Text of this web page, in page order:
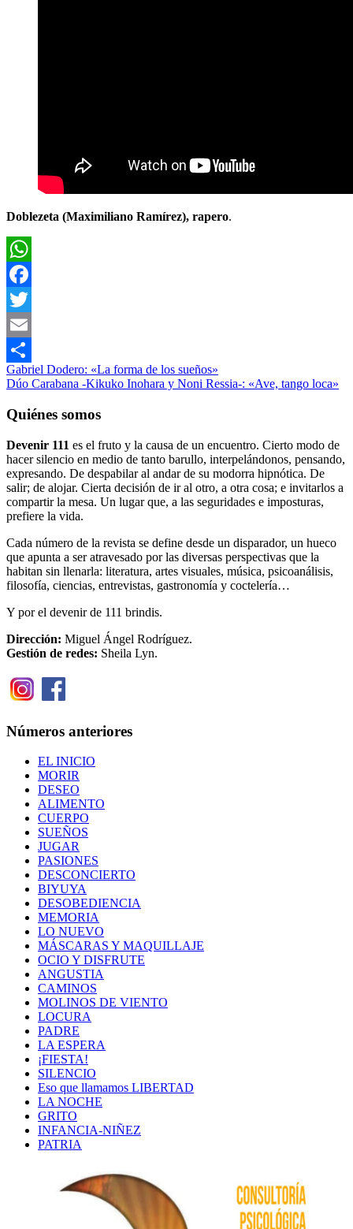
Doblezeta (Maximiliano Ramírez), rapero.
WhatsApp
Facebook
Twitter
Email
Compartir
Entrevistas
devenir111entrevistaLetra
música
sueñosMaximiliano
Ramirez
DoblezetaSueños
Navegación
de
entradas
Entrada
anterior:
Gabriel Dodero: «La forma de los sueños»
Siguiente
Dúo Carabana -Kikuko Inohara y Noni Ressia-: «Ave, tango loca»
Quiénes somos
Devenir 111 es el fruto y la causa de un encuentro. Cierto modo de
hacer silencio en medio de tanto barullo, interpelándonos, pensando,
expresando. De despabilar al andar de su modorra hipnótica. De
salir; de alojar. Cierta decisión de ir al otro, a otra cosa; e invitarlos a
compartir la mesa. Un lugar que, a las seguridades e imposturas,
prefiere la vida.
Cada número de la revista se define desde un disparador, un hueco
que apunta a ser atravesado por las diversas perspectivas que la
habitan sin llenarla: literatura, artes visuales, música, psicoanálisis,
filosofía, ciencias, entrevistas, gastronomía y coctelería…
Y por el devenir de 111 brindis.
Dirección: Miguel Ángel Rodríguez.
Gestión de redes: Sheila Lyn.
Números anteriores
EL INICIO
MORIR
DESEO
ALIMENTO
CUERPO
SUEÑOS
JUGAR
PASIONES
DESCONCIERTO
BIYUYA
DESOBEDIENCIA
MEMORIA
LO NUEVO
MÁSCARAS Y MAQUILLAJE
OCIO Y DISFRUTE
ANGUSTIA
CAMINOS
MOLINOS DE VIENTO
LOCURA
PADRE
LA ESPERA
¡FIESTA!
SILENCIO
Eso que llamamos LIBERTAD
LA NOCHE
GRITO
INFANCIA-NIÑEZ
PATRIA